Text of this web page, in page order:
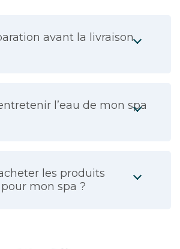
avant la livraison
l’eau de mon spa
les produits
mon spa ?